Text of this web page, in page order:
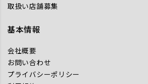
取扱い店舗募集
基本情報
会社概要
お問い合わせ
プライバシーポリシー